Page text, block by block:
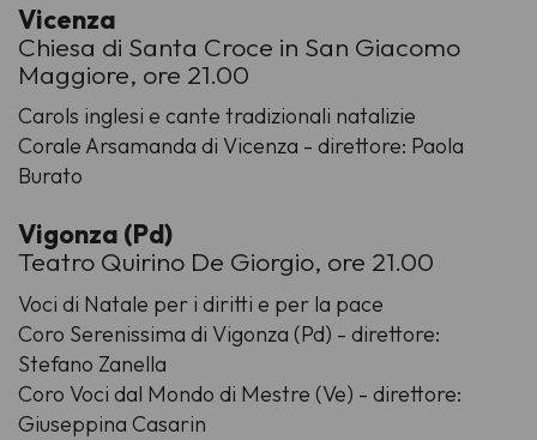
Vicenza
Chiesa di Santa Croce in San Giacomo
Maggiore, ore 21.00
Carols inglesi e cante tradizionali natalizie
Corale Arsamanda di Vicenza - direttore: Paola
Burato
Vigonza (Pd)
Teatro Quirino De Giorgio, ore 21.00
Voci di Natale per i diritti e per la pace
Coro Serenissima di Vigonza (Pd) - direttore:
Stefano Zanella
Coro Voci dal Mondo di Mestre (Ve) - direttore:
Giuseppina Casarin